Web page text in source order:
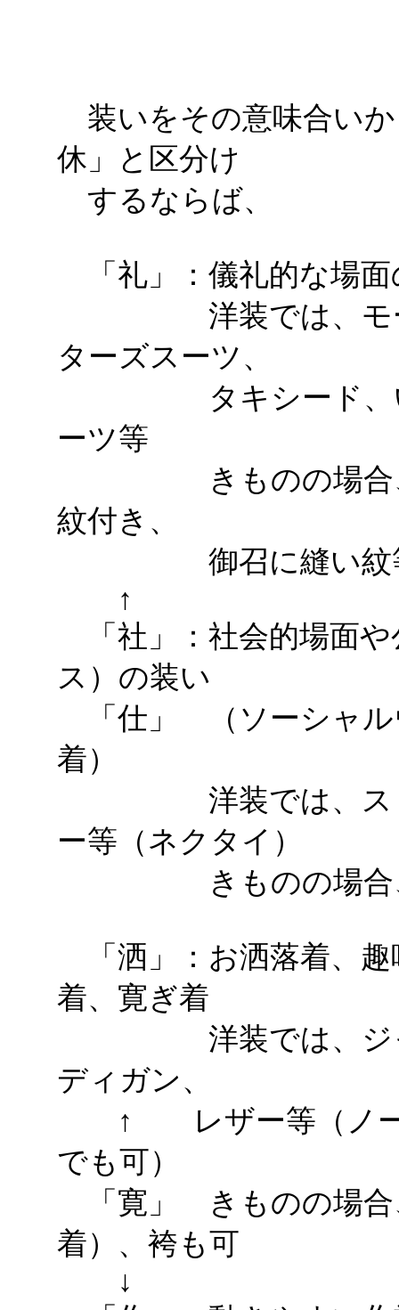
装いをその意味合いか
休」と区分け
するならば、
「礼」：儀礼的な場面
洋装では、モーニ
ターズスーツ、
タキシード、いわ
ーツ等
きものの場合、紋
紋付き、
御召に縫い紋
↑
「社」：社会的場面や
ス）の装い
「仕」 （ソーシャル
着）
洋装では、スリー
ー等（ネクタイ）
きものの場合、紋
「洒」：お洒落着、趣
着、寛ぎ着
洋装では、ジャケ
ディガン、
↑ レザー等（ノー
でも可）
「寛」 きものの場合
着）、袴も可
↓